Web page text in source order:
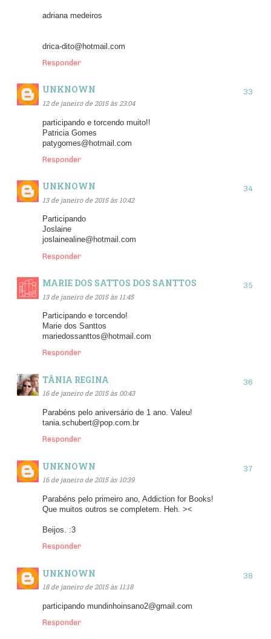
adriana medeiros
drica-dito@hotmail.com
Responder
UNKNOWN
12 de janeiro de 2015 às 23:04
participando e torcendo muito!!
Patricia Gomes
patygomes@hotmail.com
Responder
UNKNOWN
13 de janeiro de 2015 às 10:42
Participando
Joslaine
joslainealine@hotmail.com
Responder
MARIE DOS SATTOS DOS SANTTOS
13 de janeiro de 2015 às 11:45
Participando e torcendo!
Marie dos Santtos
mariedossanttos@hotmail.com
Responder
TÂNIA REGINA
16 de janeiro de 2015 às 00:43
Parabéns pelo aniversário de 1 ano. Valeu!
tania.schubert@pop.com.br
Responder
UNKNOWN
16 de janeiro de 2015 às 10:39
Parabéns pelo primeiro ano, Addiction for Books!
Que muitos outros se completem. Heh. ><
Beijos. :3
Responder
UNKNOWN
18 de janeiro de 2015 às 11:18
participando mundinhoinsano2@gmail.com
Responder